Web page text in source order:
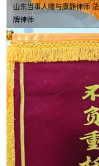
山东当事人赠与康静律师
牌律师